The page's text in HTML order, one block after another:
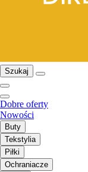
Szukaj
Dobre oferty
Nowości
Buty
Tekstylia
Piłki
Ochraniacze